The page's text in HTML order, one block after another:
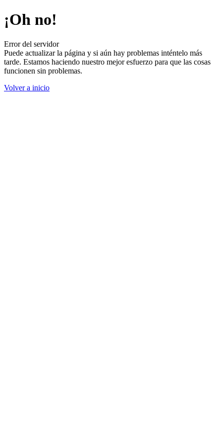
¡Oh no!
Error del servidor
Puede actualizar la página y si aún hay problemas inténtelo más
tarde. Estamos haciendo nuestro mejor esfuerzo para que las cosas
funcionen sin problemas.
Volver a inicio